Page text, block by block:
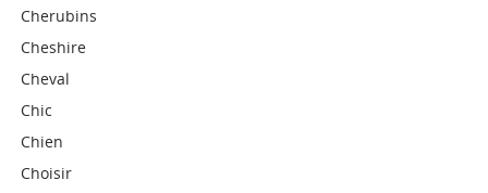
Cherubins
Cheshire
Cheval
Chic
Chien
Choisir